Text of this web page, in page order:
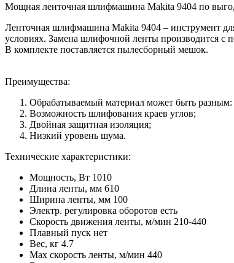
Мощная ленточная шлифмашина Makita 9404 по
Ленточная шлифмашина Makita 9404 – инструмент
условиях. Замена шлифочной ленты производится с
В комплекте поставляется пылесборный мешок.
Преимущества:
Обрабатываемый материал может быть
Возможность шлифования краев углов;
Двойная защитная изоляция;
Низкий уровень шума.
Технические характеристики:
Мощность, Вт 1010
Длина ленты, мм 610
Ширина ленты, мм 100
Электр. регулировка оборотов есть
Скорость движения ленты, м/мин 210-440
Плавный пуск нет
Вес, кг 4.7
Max скорость ленты, м/мин 440